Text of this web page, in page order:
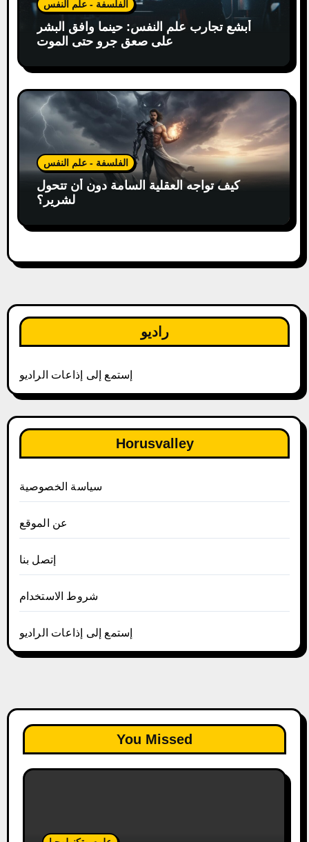
الفلسفة - علم النفس
أبشع تجارب علم النفس: حينما وافق البشر
على صعق جرو حتى الموت
الفلسفة - علم النفس
كيف تواجه العقلية السامة دون أن تتحول
لشرير؟
راديو
إستمع إلى إذاعات الراديو
Horusvalley
سياسة الخصوصية
عن الموقع
إتصل بنا
شروط الاستخدام
إستمع إلى إذاعات الراديو
You Missed